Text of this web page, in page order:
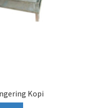
Kopi